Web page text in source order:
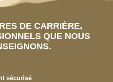
DE CARRIÈRE,
QUE NOUS
sécurisé